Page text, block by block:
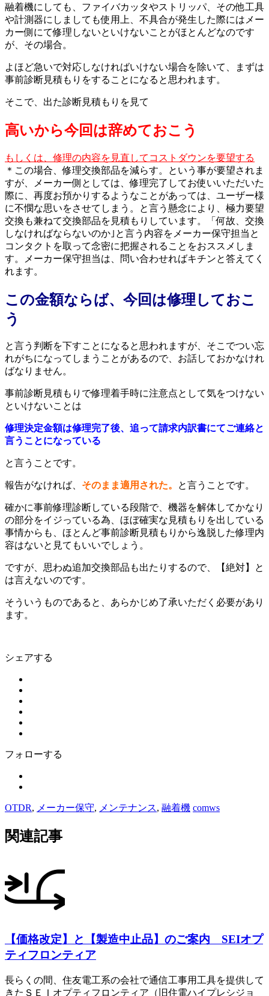
融着機にしても、ファイバカッタやストリッパ、その他工具
や計測器にしましても使用上、不具合が発生した際にはメー
カー側にて修理しないといけないことがほとんどなのです
が、その場合。
よほど急いで対応しなければいけない場合を除いて、まずは
事前診断見積もりをすることになると思われます。
そこで、出た診断見積もりを見て
高いから今回は辞めておこう
もしくは、修理の内容を見直してコストダウンを要望する
＊この場合、修理交換部品を減らす。という事が要望されま
すが、メーカー側としては、修理完了してお使いいただいた
際に、再度お預かりするようなことがあっては、ユーザー様
に不憫な思いをさせてしまう。と言う懸念により、極力要望
交換も兼ねて交換部品を見積もりしています。「何故、交換
しなければならないのか｣と言う内容をメーカー保守担当と
コンタクトを取って念密に把握されることをおススメしま
す。メーカー保守担当は、問い合わせればキチンと答えてく
れます。
この金額ならば、今回は修理しておこ
う
と言う判断を下すことになると思われますが、そこでつい忘
れがちになってしまうことがあるので、お話しておかなけれ
ばなりません。
事前診断見積もりで修理着手時に注意点として気をつけない
といけないことは
修理決定金額は修理完了後、追って請求内訳書にてご連絡と
言うことになっている
と言うことです。
報告がなければ、 そのまま適用された。 と言うことです。
確かに事前修理診断している段階で、機器を解体してかなり
の部分をイジっている為、ほぼ確実な見積もりを出している
事情からも、ほとんど事前診断見積もりから逸脱した修理内
容はないと見てもいいでしょう。
ですが、思わぬ追加交換部品も出たりするので、【絶対】と
は言えないのです。
そういうものであると、あらかじめ了承いただく必要があり
ます。
シェアする
フォローする
OTDR, メーカー保守, メンテナンス, 融着機 comws
関連記事
【価格改定】と【製造中止品】のご案内 SEIオプ
ティフロンティア
長らくの間、住友電工系の会社で通信工事用工具を提供して
きたＳＥＩオプティフロンティア（旧住電ハイプレシジョ